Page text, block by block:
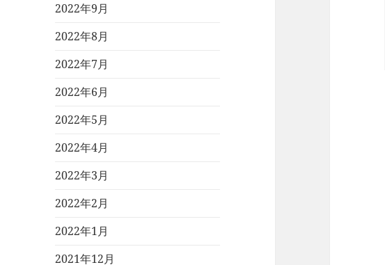
2022年9月
2022年8月
2022年7月
2022年6月
2022年5月
2022年4月
2022年3月
2022年2月
2022年1月
2021年12月